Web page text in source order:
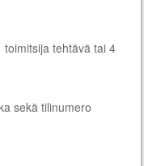
toimitsija tehtävä tai 4
sekä tilinumero